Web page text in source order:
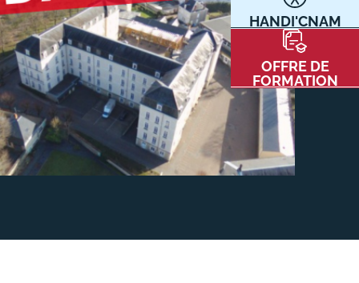
HANDI'CNAM
OFFRE DE
FORMATION
Communication
Kits communications Cnam
Prospect
Fiche contact salons, forums,
JPO